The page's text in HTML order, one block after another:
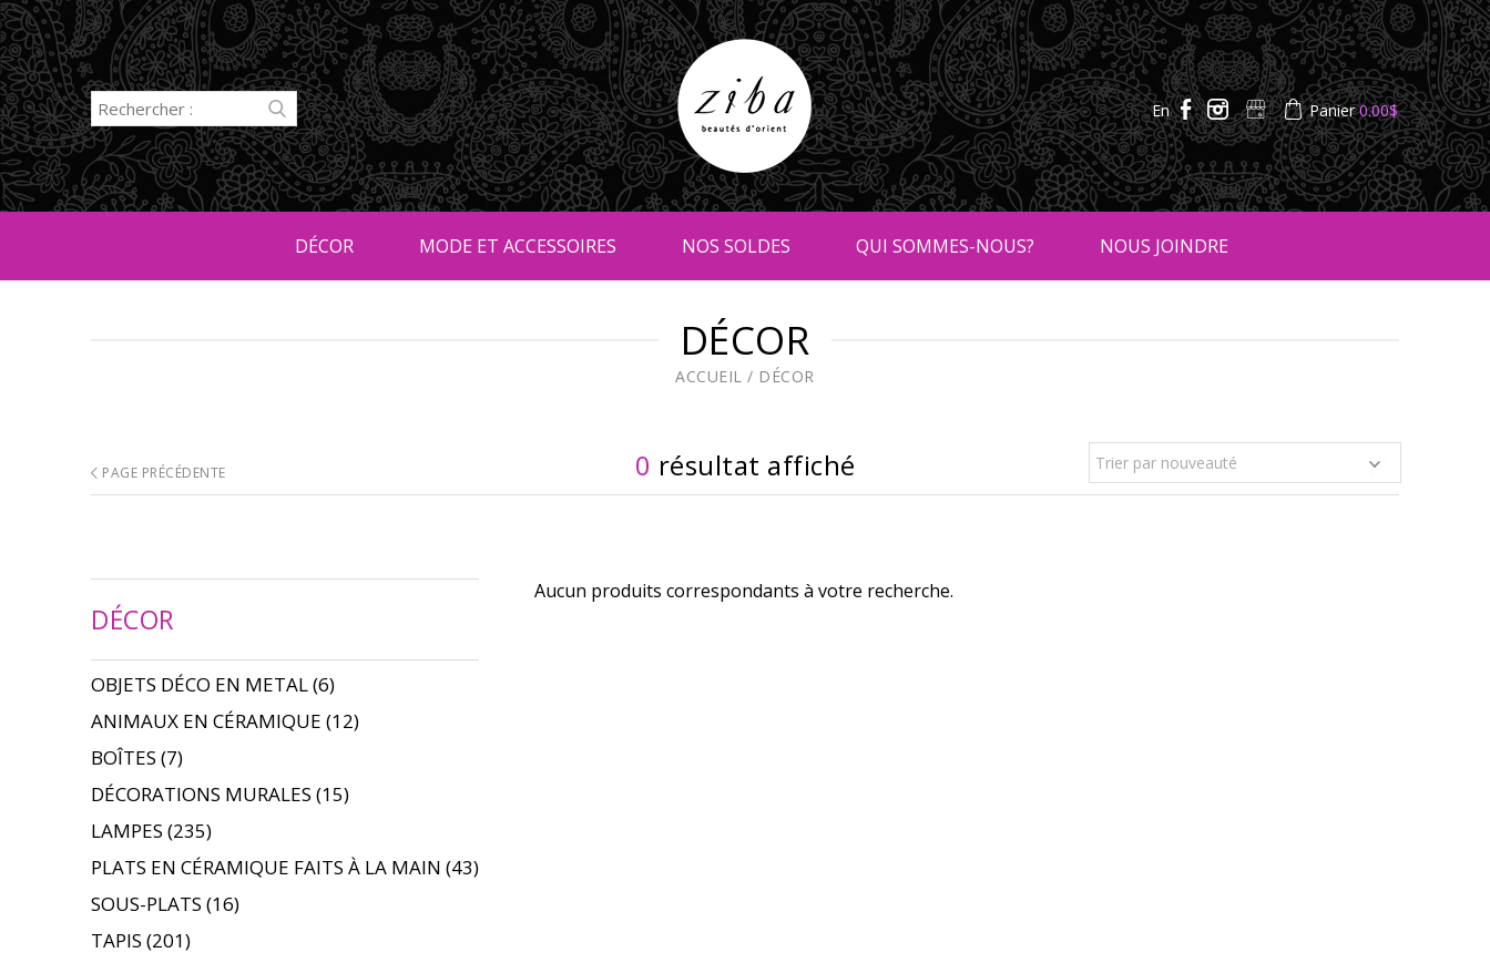
En Panier0.00$
DÉCOR MODE ET ACCESSOIRES NOS SOLDES QUI SOMMES-NOUS? NOUS JOINDRE
DÉCOR
ACCUEIL / DÉCOR
PAGE PRÉCÉDENTE 0 résultat affiché Trier par nouveauté
DÉCOR
OBJETS DÉCO EN METAL(6)
ANIMAUX EN CÉRAMIQUE (12)
BOÎTES (7)
DÉCORATIONS MURALES (15)
LAMPES (235)
PLATS EN CÉRAMIQUE FAITS À LA MAIN (43)
SOUS-PLATS (16)
TAPIS (201)
Aucun produits correspondants à votre recherche.